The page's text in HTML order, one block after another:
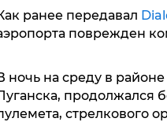
ранее передавал
поврежден
ночь на среду в
продолжался
стрелкового